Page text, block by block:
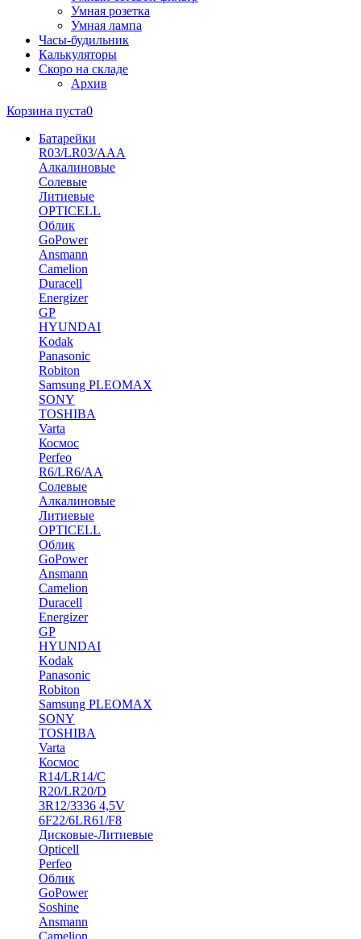
Умная розетка
Умная лампа
Часы-будильник
Калькуляторы
Скоро на складе
Архив
Корзина пуста0
Батарейки
R03/LR03/AAA
Алкалиновые
Солевые
Литиевые
OPTICELL
Облик
GoPower
Ansmann
Camelion
Duracell
Energizer
GP
HYUNDAI
Kodak
Panasonic
Robiton
Samsung PLEOMAX
SONY
TOSHIBA
Varta
Космос
Perfeo
R6/LR6/AA
Солевые
Алкалиновые
Литиевые
OPTICELL
Облик
GoPower
Ansmann
Camelion
Duracell
Energizer
GP
HYUNDAI
Kodak
Panasonic
Robiton
Samsung PLEOMAX
SONY
TOSHIBA
Varta
Космос
R14/LR14/C
R20/LR20/D
3R12/3336 4,5V
6F22/6LR61/F8
Дисковые-Литиевые
Opticell
Perfeo
Облик
GoPower
Soshine
Ansmann
Camelion